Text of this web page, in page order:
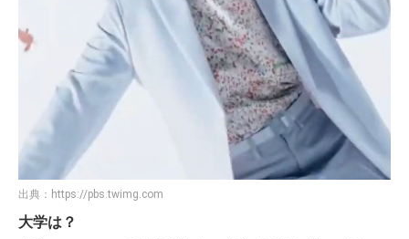
出典： https://pbs.twimg.com
大学は？